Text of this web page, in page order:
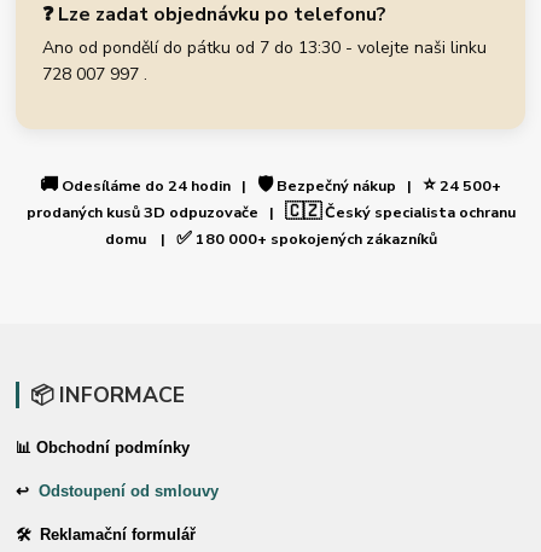
❓ Lze zadat objednávku po telefonu?
Ano od pondělí do pátku od 7 do 13:30 - volejte naši linku
728 007 997 .
🚚 Odesíláme do 24 hodin | 🛡️Bezpečný nákup | ⭐24 500+
prodaných kusů 3D odpuzovače | 🇨🇿Český specialista ochranu
domu | ✅180 000+ spokojených zákazníků
📦 INFORMACE
📊 Obchodní podmínky
↩Odstoupení od smlouvy
🛠 Reklamační formulář